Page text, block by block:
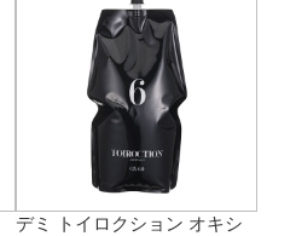
デミ トイロクション オキシ